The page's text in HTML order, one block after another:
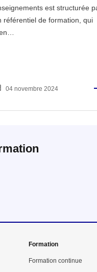
est structurée
référentiel de formation, qui
04 novembre 2024
Formation
Formation continue